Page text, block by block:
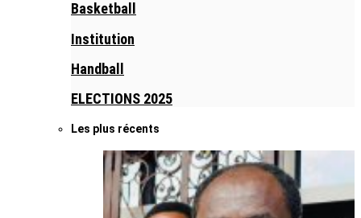
Basketball
Institution
Handball
ELECTIONS 2025
Les plus récents